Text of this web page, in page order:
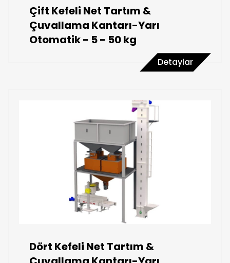
Çift Kefeli Net Tartım &
Çuvallama Kantarı-Yarı
Otomatik - 5 - 50 kg
Detaylar
Dört Kefeli Net Tartım &